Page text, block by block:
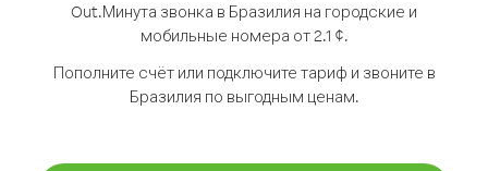
Out.Минута звонка в Бразилия на городские и
мобильные номера от 2.1 ¢.
Пополните счёт или подключите тариф и звоните в
Бразилия по выгодным ценам.